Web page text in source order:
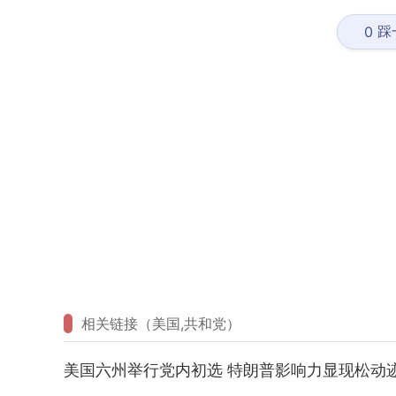
0 踩
相关链接（美国,共和党）
美国六州举行党内初选 特朗普影响力显现松动